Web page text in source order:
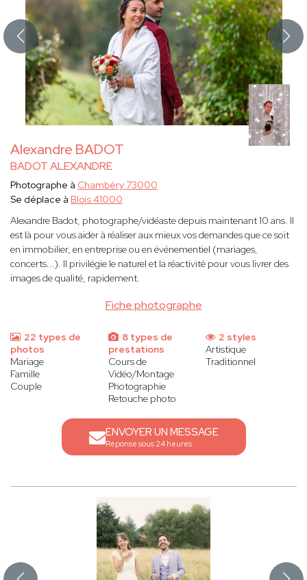
Alexandre BADOT
BADOT ALEXANDRE
Fiche photographe
Photographe à Chambéry 73000
Se déplace à Blois 41000
Alexandre Badot, photographe/vidéaste depuis maintenant 10 ans. Il
est là pour vous aider à réaliser aux mieux vos demandes que ce soit
en immobilier, en entreprise ou en événementiel (mariages,
concerts...). Il privilégie le naturel et la réactivité pour vous livrer des
images de qualité, rapidement.
22 types de
photos
Mariage
Famille
Couple
8 types de
prestations
Cours de
Vidéo/Montage
Photographie
Retouche photo
2 styles
Artistique
Traditionnel
ENVOYER UN MESSAGE
Réponse sous 24 heures